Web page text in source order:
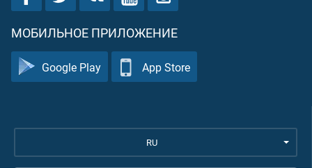
МОБИЛЬНОЕ ПРИЛОЖЕНИЕ
Google Play App Store
RU